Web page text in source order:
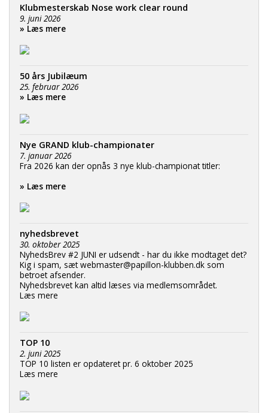
Klubmesterskab Nose work clear round
9. juni 2026
» Læs mere
50 års Jubilæum
25. februar 2026
» Læs mere
Nye GRAND klub-championater
7. januar 2026
Fra 2026 kan der opnås 3 nye klub-championat titler:
» Læs mere
nyhedsbrevet
30. oktober 2025
NyhedsBrev #2 JUNI er udsendt - har du ikke modtaget det?
Kig i spam, sæt webmaster@papillon-klubben.dk som
betroet afsender.
Nyhedsbrevet kan altid læses via medlemsområdet.
Læs mere
TOP 10
2. juni 2025
TOP 10 listen er opdateret pr. 6 oktober 2025
Læs mere